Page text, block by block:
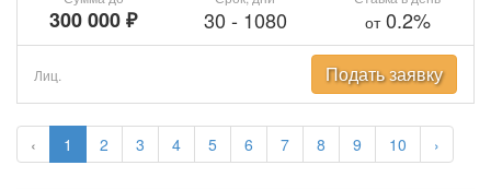
‹ 1 2 3 4 5 6 7 8 9 10 ›
300 000 ₽ 30 - 1080 от0.2%
Лиц. Подать заявку